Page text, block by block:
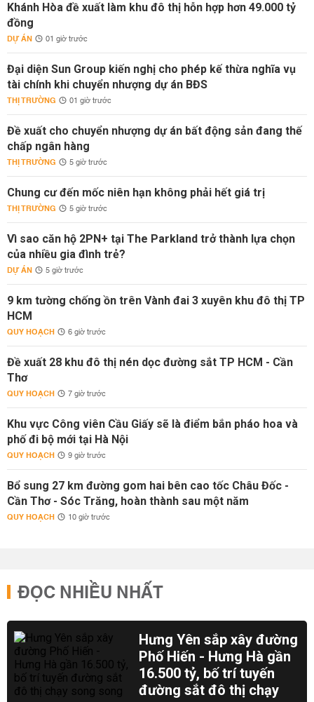
Khánh Hòa đề xuất làm khu đô thị hỗn hợp hơn 49.000 tỷ
đồng
DỰ ÁN 01 giờ trước
Đại diện Sun Group kiến nghị cho phép kế thừa nghĩa vụ
tài chính khi chuyển nhượng dự án BĐS
THỊ TRƯỜNG 01 giờ trước
Đề xuất cho chuyển nhượng dự án bất động sản đang thế
chấp ngân hàng
THỊ TRƯỜNG 5 giờ trước
Chung cư đến mốc niên hạn không phải hết giá trị
THỊ TRƯỜNG 5 giờ trước
Vì sao căn hộ 2PN+ tại The Parkland trở thành lựa chọn
của nhiều gia đình trẻ?
DỰ ÁN 5 giờ trước
9 km tường chống ồn trên Vành đai 3 xuyên khu đô thị TP
HCM
QUY HOẠCH 6 giờ trước
Đề xuất 28 khu đô thị nén dọc đường sắt TP HCM - Cần
Thơ
QUY HOẠCH 7 giờ trước
Khu vực Công viên Cầu Giấy sẽ là điểm bắn pháo hoa và
phố đi bộ mới tại Hà Nội
QUY HOẠCH 9 giờ trước
Bổ sung 27 km đường gom hai bên cao tốc Châu Đốc -
Cần Thơ - Sóc Trăng, hoàn thành sau một năm
QUY HOẠCH 10 giờ trước
ĐỌC NHIỀU NHẤT
Hưng Yên sắp xây đường
Phố Hiến - Hưng Hà gần
16.500 tỷ, bố trí tuyến
đường sắt đô thị chạy